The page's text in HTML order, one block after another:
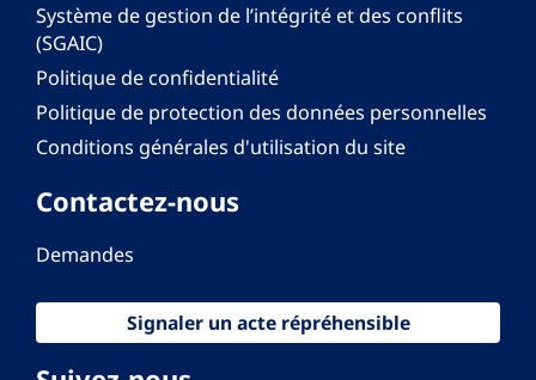
Système de gestion de l’intégrité et des conflits
(SGAIC)
Politique de confidentialité
Politique de protection des données personnelles
Conditions générales d'utilisation du site
Contactez-nous
Demandes
Signaler un acte répréhensible